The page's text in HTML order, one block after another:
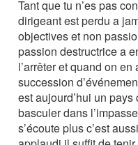
Tant que tu n’es pas
dirigeant est perdu a
objectives et non
passion destructrice a
l’arrêter et quand on
succession
est aujourd’hui un
basculer dans
s’écoute plus c’est